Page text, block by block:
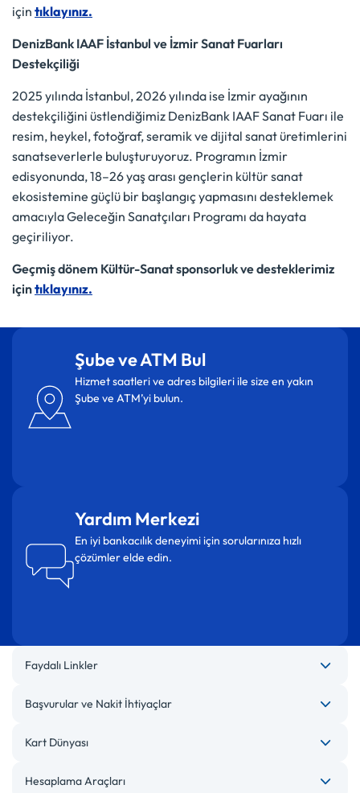
için tıklayınız.
DenizBank IAAF İstanbul ve İzmir Sanat Fuarları
Destekçiliği
2025 yılında İstanbul, 2026 yılında ise İzmir ayağının
destekçiliğini üstlendiğimiz DenizBank IAAF Sanat Fuarı ile
resim, heykel, fotoğraf, seramik ve dijital sanat üretimlerini
sanatseverlerle buluşturuyoruz. Programın İzmir
edisyonunda, 18–26 yaş arası gençlerin kültür sanat
ekosistemine güçlü bir başlangıç yapmasını desteklemek
amacıyla Geleceğin Sanatçıları Programı da hayata
geçiriliyor.
Geçmiş dönem Kültür-Sanat sponsorluk ve desteklerimiz
içintıklayınız.
Şube ve ATM Bul
Hizmet saatleri ve adres bilgileri ile size en yakın
Şube ve ATM’yi bulun.
Yardım Merkezi
En iyi bankacılık deneyimi için sorularınıza hızlı
çözümler elde edin.
Faydalı Linkler
Başvurular ve Nakit İhtiyaçlar
Kart Dünyası
Hesaplama Araçları